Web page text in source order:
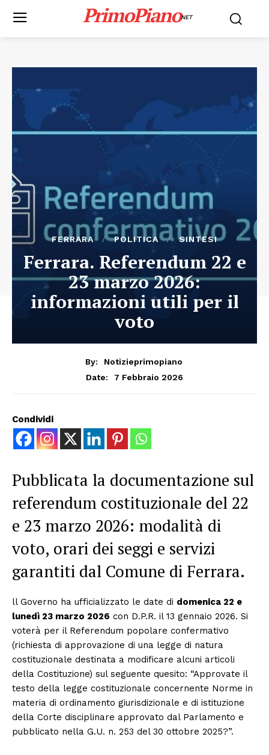
PrimoPianoNET
FERRARA POLITICA SINTESI
Ferrara. Referendum 22 e
23 marzo 2026:
informazioni utili per il
voto
By:
Notizieprimopiano
Date:
7 Febbraio 2026
Condividi
Pubblicata la documentazione sul
referendum costituzionale del 22
e 23 marzo 2026: modalità di
voto, orari dei seggi e servizi
garantiti dal Comune di Ferrara.
ll Governo ha ufficializzato le date di domenica 22 e
lunedì 23 marzo 2026 con D.P.R. il 13 gennaio 2026. Si
voterà per il Referendum popolare confermativo
(richiesta di approvazione di una legge di natura
costituzionale destinata a modificare alcuni articoli
della Costituzione) sul seguente quesito: “Approvate il
testo della legge costituzionale concernente Norme in
materia di ordinamento giurisdizionale e di istituzione
della Corte disciplinare approvato dal Parlamento e
pubblicato nella G.U. n. 253 del 30 ottobre 2025?”.